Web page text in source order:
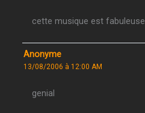
cette musique est fabuleuse
Anonyme
13/08/2006 à 12:00 AM
genial